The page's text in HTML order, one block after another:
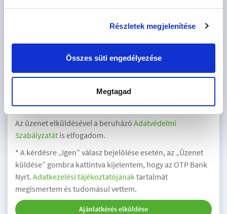
Részletek megjelenítése
Összes süti engedélyezése
Megtagad
Elfogadom azáltalános szerződési feltételeketés az
Hozzájárulok az adatvédelmi tájékoztatóban leírtak szerinti
marketing célú megkeresésekhez
Az üzenet elküldésével a beruházó Adatvédelmi
Szabályzatát is elfogadom.
* A kérdésre „Igen” válasz bejelölése esetén, az „Üzenet
küldése” gombra kattintva kijelentem, hogy az OTP Bank
Nyrt. Adatkezelési tájékoztatójának tartalmát
megismertem és tudomásul vettem.
Ajánlatkérés elküldése